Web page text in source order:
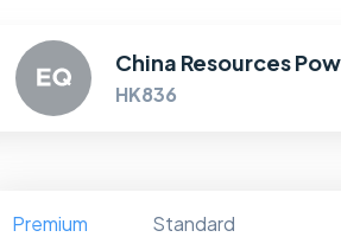
China Resources
HK836
Premium Standard